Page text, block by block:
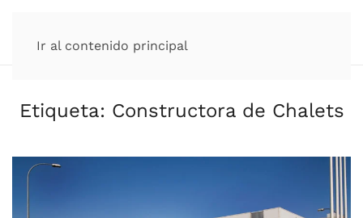
Ir al contenido principal
Etiqueta: Constructora de Chalets